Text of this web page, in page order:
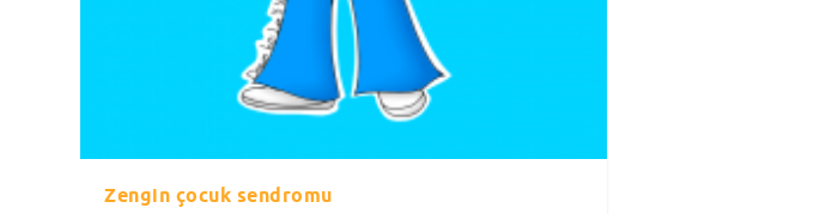
Zengin çocuk sendromu